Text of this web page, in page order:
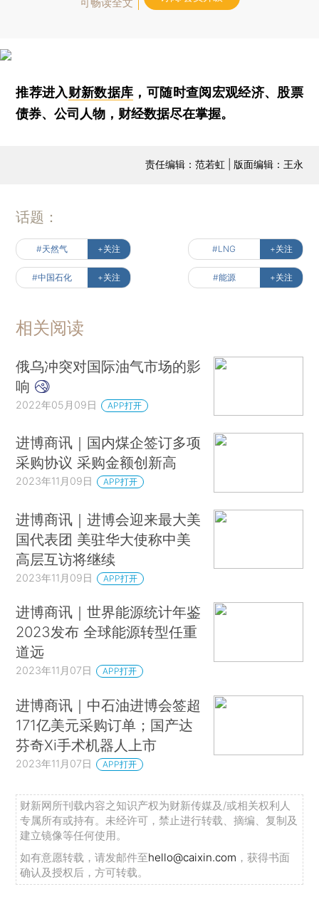
可畅读全文
推荐进入财新数据库 ，可随时查阅宏观经济、股票
债券、公司人物，财经数据尽在掌握。
责任编辑：范若虹 | 版面编辑：王永
话题：
#天然气 +关注 #LNG +关注
#中国石化 +关注 #能源 +关注
相关阅读
俄乌冲突对国际油气市场的影
响
2022年05月09日 APP打开
进博商讯｜国内煤企签订多项
采购协议 采购金额创新高
2023年11月09日 APP打开
进博商讯｜进博会迎来最大美
国代表团 美驻华大使称中美
高层互访将继续
2023年11月09日 APP打开
进博商讯｜世界能源统计年鉴
2023发布 全球能源转型任重
道远
2023年11月07日 APP打开
进博商讯｜中石油进博会签超
171亿美元采购订单；国产达
芬奇Xi手术机器人上市
2023年11月07日 APP打开
财新网所刊载内容之知识产权为财新传媒及/或相关权利人
专属所有或持有。未经许可，禁止进行转载、摘编、复制及
建立镜像等任何使用。
如有意愿转载，请发邮件至hello@caixin.com ，获得书面
确认及授权后，方可转载。